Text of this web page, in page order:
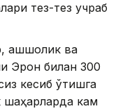
тез-тез учраб
ва
Эрон билан 300
кесиб ўтишга
шаҳарларда кам